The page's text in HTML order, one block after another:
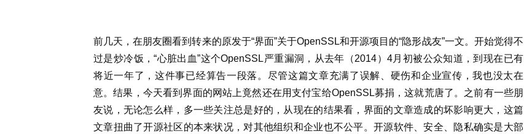
前几天，在朋友圈看到转来的原发于“界面”关于OpenSSL和开源项目的“隐形战友”一文。开始觉得不
过是炒冷饭，“心脏出血”这个OpenSSL严重漏洞，从去年（2014）4月初被公众知道，到现在已有
将近一年了，这件事已经算告一段落。尽管这篇文章充满了误解、硬伤和企业宣传，我也没太在
意。结果，今天看到界面的网站上竟然还在用支付宝给OpenSSL募捐，这就荒唐了。之前有一些朋
友说，无论怎么样，多一些关注总是好的，从现在的结果看，界面的文章造成的坏影响更大，这篇
文章扭曲了开源社区的本来状况，对其他组织和企业也不公平。开源软件、安全、隐私确实是大部